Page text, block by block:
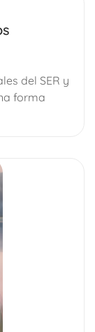
del SER y
forma